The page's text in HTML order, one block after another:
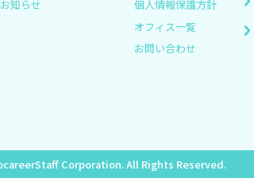
知らせ
個人情報保護方針
オフィス一覧
お問い合わせ
Corporation. All Rights Reserved.